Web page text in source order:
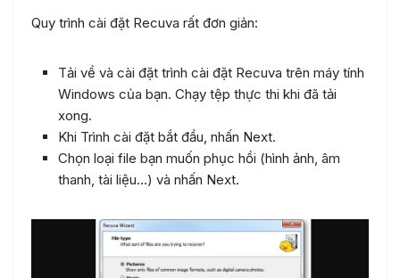
Quy trình cài đặt Recuva rất đơn giản:
Tải về và cài đặt trình cài đặt Recuva trên máy tính
Windows của bạn. Chạy tệp thực thi khi đã tải
xong.
Khi Trình cài đặt bắt đầu, nhấn Next.
Chọn loại file bạn muốn phục hồi (hình ảnh, âm
thanh, tài liệu…) và nhấn Next.